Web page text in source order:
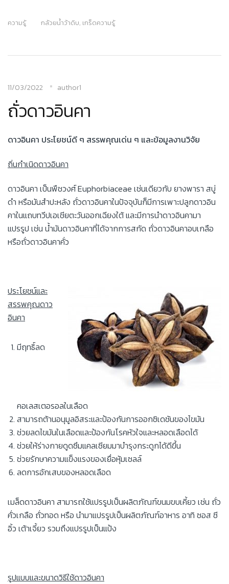
ความรู้ กล้วยน้ำว้าดิบ, เกร็ดความรู้
11/03/2022 author1
ถั่วดาวอินคา
ดาวอินคา ประโยชน์ดี ๆ สรรพคุณเด่น ๆ และข้อมูลงานวิจัย
ถิ่นกำเนิดดาวอินคา
ดาวอินคา เป็นพืชวงศ์ Euphorbiaceae เช่นเดียวกับ ยางพารา สบู่
ดำ หรือมันสำปะหลัง ถั่วดาวอินคาในปัจจุบันก็มีการเพาะปลูกดาวอิน
คาในแถบทวีปเอเชียตะวันออกเฉียงใต้ และมีการนำดาวอินคามา
แปรรูป เช่น น้ำมันดาวอินคาที่ได้จากการสกัด ถั่วดาวอินคาอบเกลือ
หรือถั่วดาวอินคาคั่ว
ประโยชน์และ
สรรพคุณดาว
อินคา
มีฤทธิ์ลด
คอเลสเตอรอลในเลือด
สามารถต้านอนุมูลอิสระและป้องกันการออกซิเดชันของไขมัน
ช่วยลดไขมันในเลือดและป้องกันโรคหัวใจและหลอดเลือดได้
ช่วยให้ร่างกายดูดซึมแคลเซียมมาบำรุงกระดูกได้ดีขึ้น
ช่วยรักษาความแข็งแรงของเยื่อหุ้มเซลล์
ลดการอักเสบของหลอดเลือด
เมล็ดดาวอินคา สามารถใช้แปรรูปเป็นผลิตภัณฑ์ขนมขบเคี้ยว เช่น ถั่ว
คั่วเกลือ ถั่วทอด หรือ นำมาแปรรูปเป็นผลิตภัณฑ์อาหาร อาทิ ซอส ซี
อิ้ว เต้าเจี้ยว รวมถึงแปรรูปเป็นแป้ง
รูปแบบและขนาดวิธีใช้ดาวอินคา